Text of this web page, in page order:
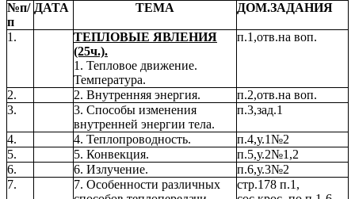
№п/
п
ДАТА ТЕМА ДОМ.ЗАДАНИЯ
1.
ТЕПЛОВЫЕ ЯВЛЕНИЯ
(25ч.).
1. Тепловое движение.
Температура.
п.1,отв.на воп.
2. 2. Внутренняя энергия.
п.2,отв.на воп.
3.
3. Способы изменения
внутренней энергии тела.
п.3,зад.1
4. 4. Теплопроводность.
п.4,у.1№2
5.
5. Конвекция.
п.5,у.2№1,2
6.
6. Излучение.
п.6,у.3№2
7.
7. Особенности различных
стр.178 п.1,